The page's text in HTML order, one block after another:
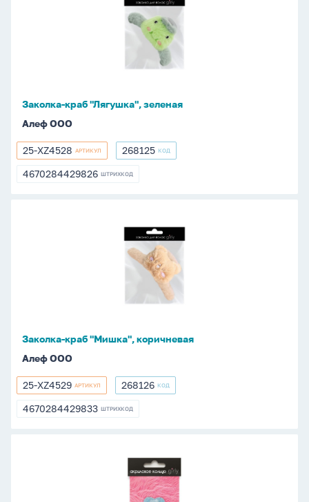
Заколка-краб "Лягушка", зеленая
Алеф ООО
25-
XZ4528
25-XZ4528 АРТИКУЛ 268125
268125 КОД
4670284429826
4670284429826 ШТРИХКОД
Заколка-краб "Мишка", коричневая
Алеф ООО
25-
XZ4529
25-XZ4529 АРТИКУЛ 268126
268126 КОД
4670284429833
4670284429833 ШТРИХКОД